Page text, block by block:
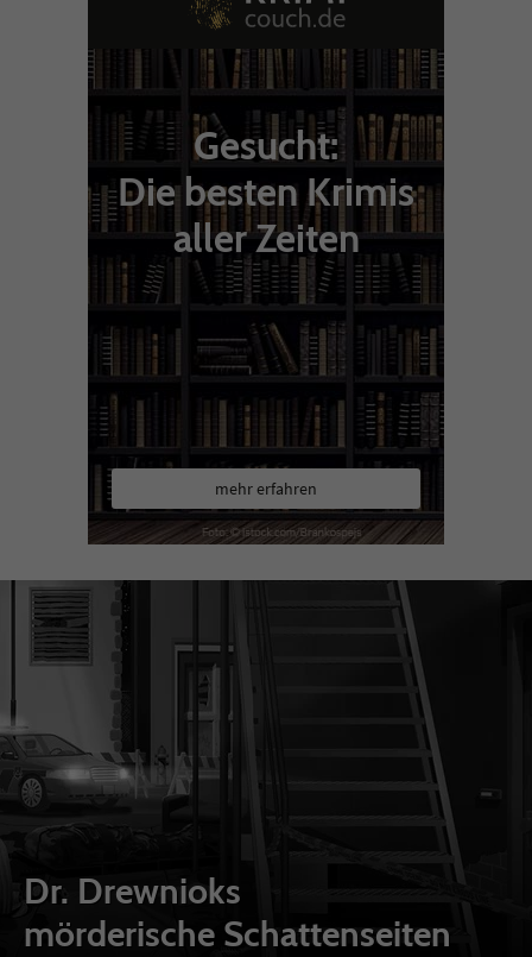
Gesucht:
Die besten Krimis
aller Zeiten
mehr erfahren
Dr. Drewnioks
mörderische Schattenseiten